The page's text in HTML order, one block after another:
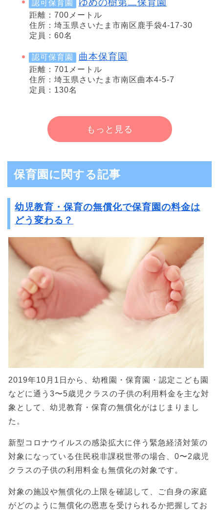
認可保育園
距離：700メートル
住所：埼玉県さいたま市南区鹿手袋4-17-30
定員：60名
認可保育園 曲本保育園
距離：701メートル
住所：埼玉県さいたま市南区曲本4-5-7
定員：130名
もっと見る
保育園に関する記事
幼児教育・保育の無償化で保育園の料金は
どう変わる？
2019年10月1日から、幼稚園・保育園・認定こども園
などに通う3〜5歳児クラスの子供の利用料金を主な対
象として、幼児教育・保育の無償化がはじまりまし
た。
新型コロナウイルスの感染拡大に伴う緊急経済対策の
対象になっている住民税非課税世帯の場合、0〜2歳児
クラスの子供の利用料金も無償化の対象です。
対象の施設や無償化の上限を確認して、ご自身の家庭
がどのように無償化の恩恵を受けられるか把握してお